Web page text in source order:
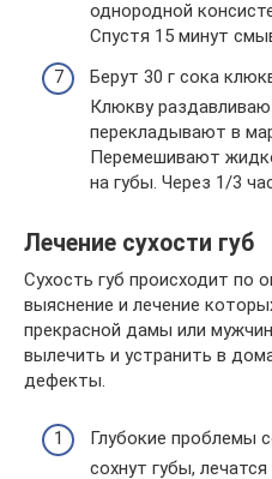
однородной
Спустя 15 минут
Берут 30 г сока
Клюкву
перекладывают в
Перемешивают
на губы. Через 1/3
Лечение сухости губ
Сухость губ происходит по
выяснение и лечение
прекрасной дамы или
вылечить и устранить в
дефекты.
Глубокие проблемы
сохнут губы,